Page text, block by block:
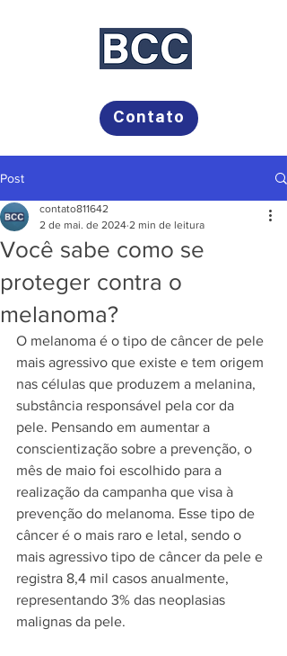
Contato
Post
Você sabe como se
proteger contra o
melanoma?
contato811642
2 de mai. de 2024 2 min de leitura
O melanoma é o tipo de câncer de pele
mais agressivo que existe e tem origem
nas células que produzem a melanina,
substância responsável pela cor da
pele. Pensando em aumentar a
conscientização sobre a prevenção, o
mês de maio foi escolhido para a
realização da campanha que visa à
prevenção do melanoma. Esse tipo de
câncer é o mais raro e letal, sendo o
mais agressivo tipo de câncer da pele e
registra 8,4 mil casos anualmente,
representando 3% das neoplasias
malignas da pele.